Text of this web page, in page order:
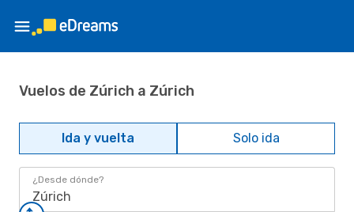
Vuelos de Zúrich a Zúrich
Ida y vuelta Solo ida
¿Desde dónde?
Zúrich